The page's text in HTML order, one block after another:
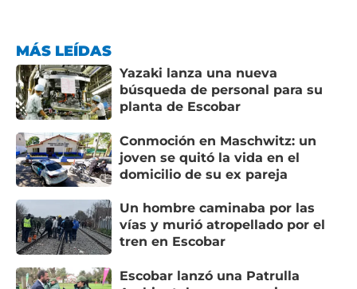
MÁS LEÍDAS
Yazaki lanza una nueva
búsqueda de personal para su
planta de Escobar
Conmoción en Maschwitz: un
joven se quitó la vida en el
domicilio de su ex pareja
Un hombre caminaba por las
vías y murió atropellado por el
tren en Escobar
Escobar lanzó una Patrulla